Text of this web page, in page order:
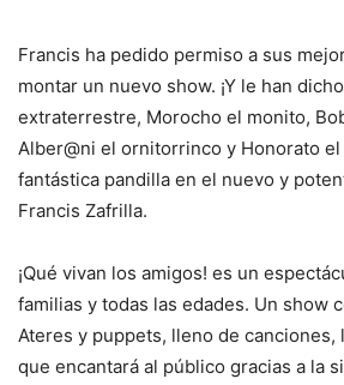
Francis ha pedido permiso a sus
montar un nuevo show. ¡Y le han
extraterrestre, Morocho el monito,
Alber@ni el ornitorrinco y Honorato
fantástica pandilla en el nuevo y
Francis Zafrilla.
¡Qué vivan los amigos! es un
familias y todas las edades. Un show
Ateres y puppets, lleno de canciones,
que encantará al público gracias a la